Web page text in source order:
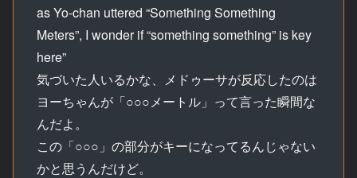
as Yo-chan uttered “Something Something
Meters”, I wonder if “something something” is key
here”
気づいた人いるかな、メドゥーサが反応したのは
ヨーちゃんが「○○○メートル」って言った瞬間な
んだよ。
この「○○○」の部分がキーになってるんじゃない
かと思うんだけど。